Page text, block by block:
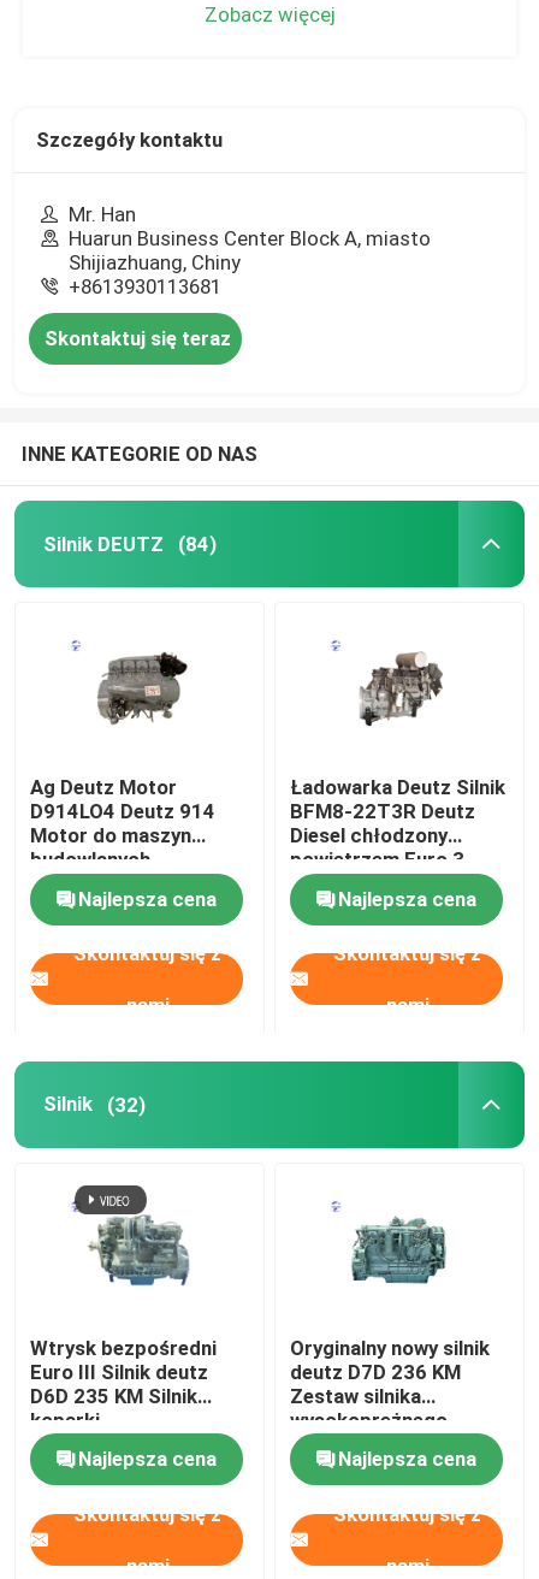
Zobacz więcej
Szczegóły kontaktu
Mr. Han
Huarun Business Center Block A, miasto
Shijiazhuang, Chiny
+8613930113681
Skontaktuj się teraz
INNE KATEGORIE OD NAS
Silnik DEUTZ (84)
Ag Deutz Motor
D914LO4 Deutz 914
Motor do maszyn
budowlanych
Najlepsza cena
Skontaktuj się z
nami
Ładowarka Deutz Silnik
BFM8-22T3R Deutz
Diesel chłodzony
powietrzem Euro 3
Najlepsza cena
Skontaktuj się z
nami
Silnik (32)
Wtrysk bezpośredni
Euro III Silnik deutz
D6D 235 KM Silnik
koparki
Najlepsza cena
Skontaktuj się z
nami
Oryginalny nowy silnik
deutz D7D 236 KM
Zestaw silnika
wysokoprężnego
Najlepsza cena
Skontaktuj się z
nami